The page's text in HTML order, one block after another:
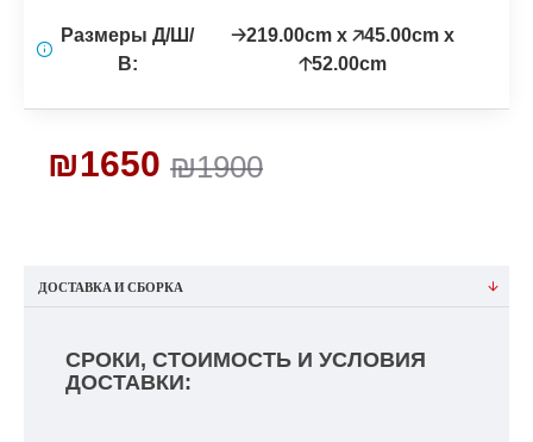
₪1900
₪1650
Размеры Д/Ш/
В:
🡢219.00cm x 🡥45.00cm x
🡡52.00cm
ДОСТАВКА И СБОРКА
СРОКИ, СТОИМОСТЬ И УСЛОВИЯ
ДОСТАВКИ: